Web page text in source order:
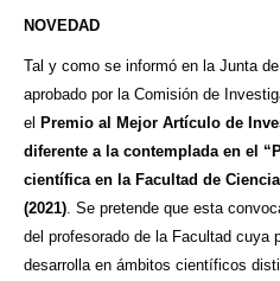
NOVEDAD
Tal y como se informó en la Junta
aprobado por la Comisión de
el Premio al Mejor Artículo de
diferente a la contemplada en el
científica en la Facultad de
(2021). Se pretende que esta
del profesorado de la Facultad cuya
desarrolla en ámbitos científicos